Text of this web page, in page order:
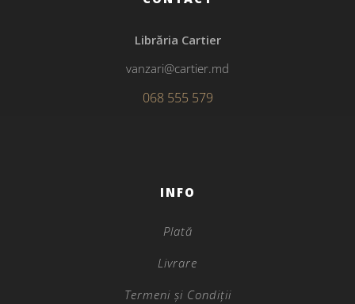
Librăria Cartier
vanzari@cartier.md
068 555 579
INFO
Plată
Livrare
Termeni și Condiții